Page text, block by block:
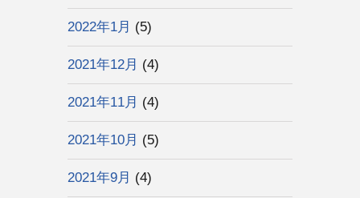
2022年1月 (5)
2021年12月 (4)
2021年11月 (4)
2021年10月 (5)
2021年9月 (4)